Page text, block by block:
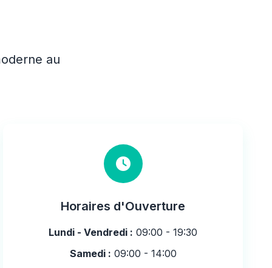
au
Horaires d'Ouverture
Lundi - Vendredi : 09:00 - 19:30
Samedi : 09:00 - 14:00